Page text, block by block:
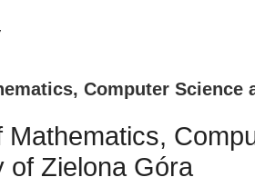
Computer
Mathematics,
of Zielona Góra